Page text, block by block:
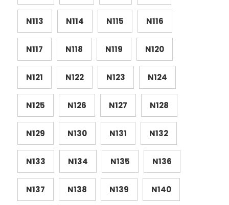
N113 N114 N115 N116
N117 N118 N119 N120
N121 N122 N123 N124
N125 N126 N127 N128
N129 N130 N131 N132
N133 N134 N135 N136
N137 N138 N139 N140